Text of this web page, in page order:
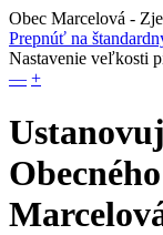
Obec Marcelová -
Prepnúť na
Nastavenie veľkosti
— +